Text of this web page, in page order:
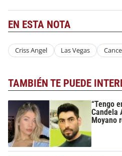
EN ESTA NOTA
Criss Angel Las Vegas
TAMBIÉN TE PUEDE
“Tengo
Candela
Moyano